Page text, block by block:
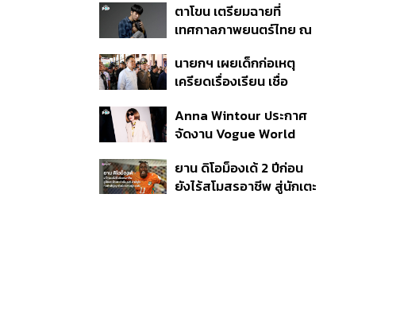
แรก หนุนรายได้ครึ่งปีทะลุ
3.2 แสนล้าน
ตาโขน เตรียมฉายที่
เทศกาลภาพยนตร์ไทย ณ
นายกฯ เผยเด็กก่อเหตุ
เครียดเรื่องเรียน เชื่อ
กระสุนอีกกว่า 30 นัด หาก
ไม่จบชีวิตตัวเองอาจสูญ
Anna Wintour ประกาศ
จัดงาน Vogue World
ยาน ดิโอม็องเด้ 2 ปีก่อน
ยังไร้สโมสรอาชีพ สู่นักเตะ